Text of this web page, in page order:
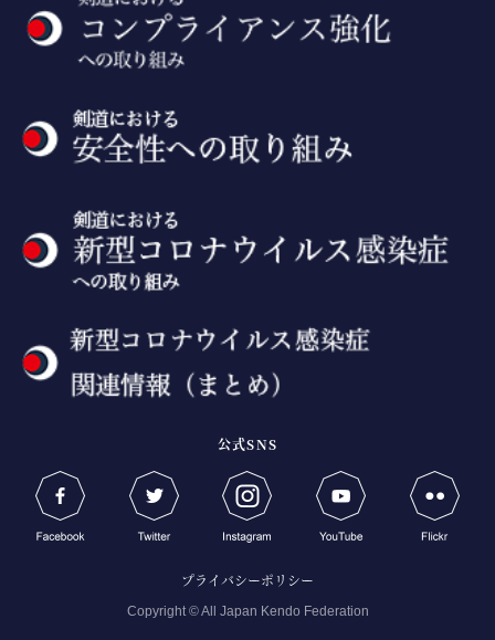
公式SNS
プライバシーポリシー
Copyright © All Japan Kendo Federation